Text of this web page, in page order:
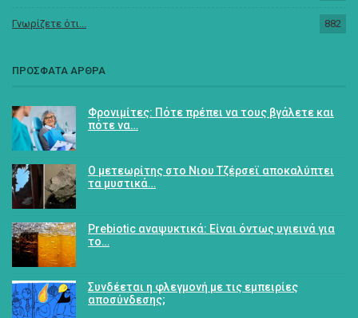
Γνωρίζετε ότι... 882
ΠΡΟΣΦΑΤΑ ΑΡΘΡΑ
Φρονιμίτες: Πότε πρέπει να τους βγάλετε και
πότε να…
Ο μετεωρίτης στο Νιου Τζέρσεϊ αποκαλύπτει
τα μυστικά…
Prebiotic αναψυκτικά: Είναι όντως υγιεινά για
το…
Συνδέεται η φλεγμονή με τις εμπειρίες
αποσύνδεσης;